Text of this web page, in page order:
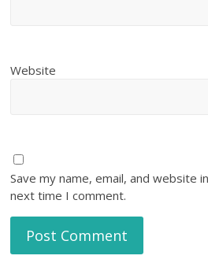
Website
Save my name, email, and website
next time I comment.